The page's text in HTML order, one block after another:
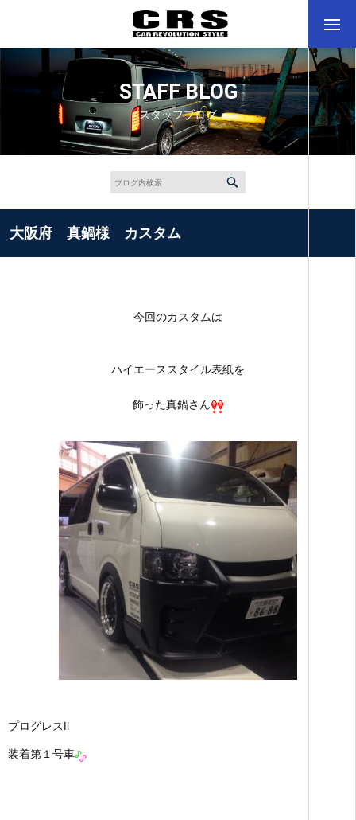
STAFF BLOG
スタッフブログ
大阪府 真鍋様 カスタム
今回のカスタムは
ハイエーススタイル表紙を
飾った真鍋さん
プログレスⅡ
装着第１号車